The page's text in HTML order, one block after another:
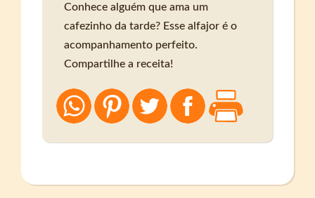
Conhece alguém que ama um
cafezinho da tarde? Esse alfajor é o
acompanhamento perfeito.
Compartilhe a receita!